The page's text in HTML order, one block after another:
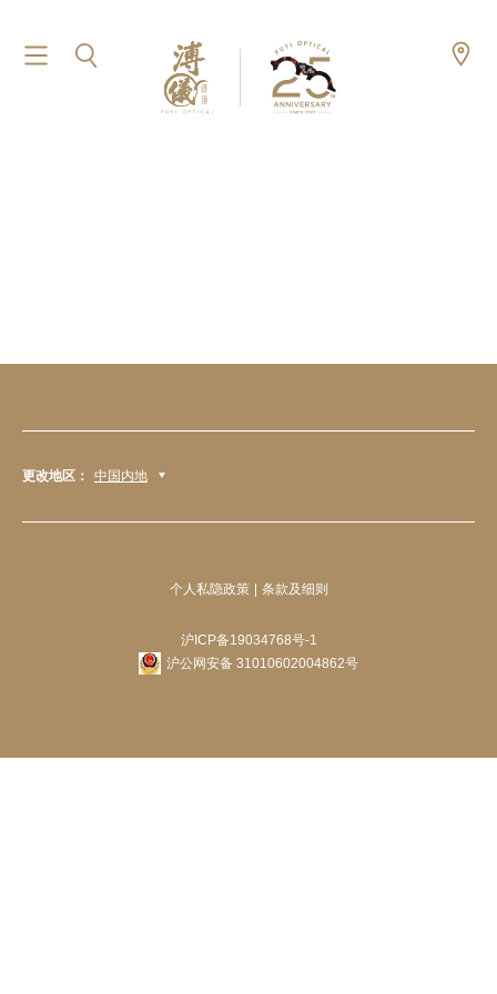
更改地区： 中国内地
个人私隐政策 条款及细则
沪ICP备19034768号-1
沪公网安备 31010602004862号